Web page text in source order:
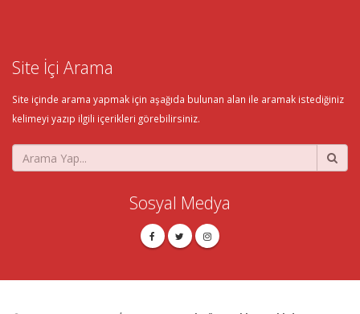
Site İçi Arama
Site içinde arama yapmak için aşağıda bulunan alan ile aramak istediğiniz
kelimeyi yazıp ilgili içerikleri görebilirsiniz.
Sosyal Medya